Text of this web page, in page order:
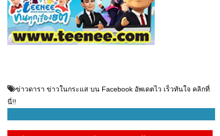
ข่าวดารา ข่าวในกระแส บน Facebook อัพเดตไว เร็วทันใจ คลิกที่
นี่!!